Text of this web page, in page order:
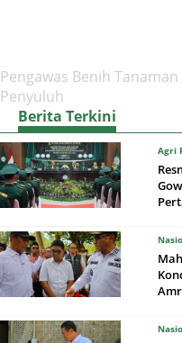
Pengawas Benih Tanaman
Penyuluh
Berita Terkini
Agri